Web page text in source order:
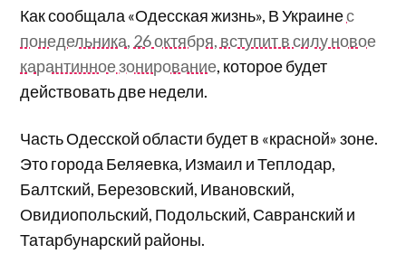
Как сообщала «Одесская жизнь», В Украинес
понедельника, 26 октября, вступит в силу новое
карантинное зонирование, которое будет
действовать две недели.
Часть Одесской области будет в «красной» зоне.
Это города Беляевка, Измаил и Теплодар,
Балтский, Березовский, Ивановский,
Овидиопольский, Подольский, Савранский и
Татарбунарский районы.